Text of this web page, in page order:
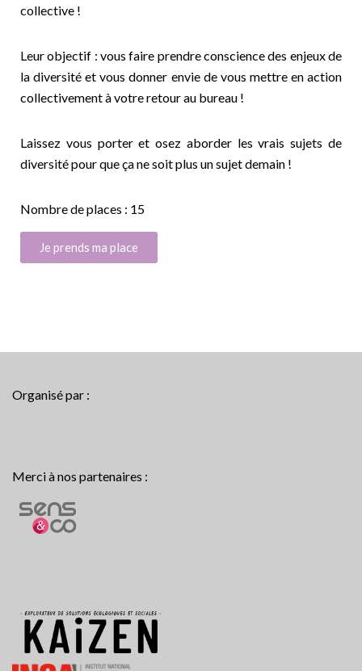
collective !
Leur objectif : vous faire prendre conscience des enjeux de
la diversité et vous donner envie de vous mettre en action
collectivement à votre retour au bureau !
Laissez vous porter et osez aborder les vrais sujets de
diversité pour que ça ne soit plus un sujet demain !
Nombre de places : 15
Je prends ma place
Organisé par :
Merci à nos partenaires :